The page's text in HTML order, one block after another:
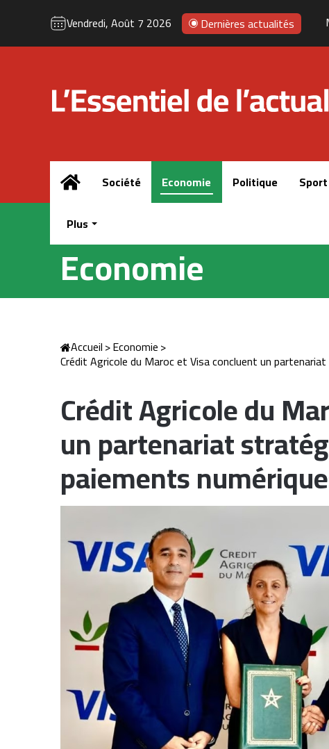
Vendredi, Août 7 2026 Dernières actualités
AccueilSociété Economie Politique Sport
Plus
Economie
Accueil>Economie>
Crédit Agricole du Maroc et Visa concluent un
Crédit Agricole du
un partenariat
paiements